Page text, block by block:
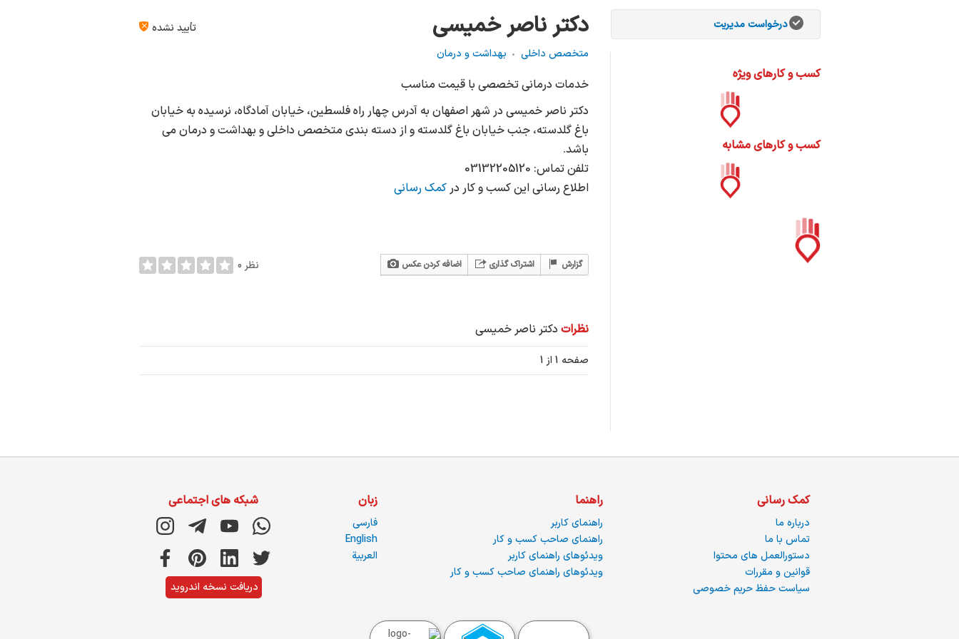
دکتر ناصر خمیسی
تأیید نشده
متخصص داخلی
بهداشت و درمان
خدمات درمانی تخصصی با قیمت مناسب
دکتر ناصر خمیسی در شهر اصفهان به آدرس چهار راه فلسطین، خیابان آمادگاه، نرسیده به خیابان
باغ گلدسته، جنب خیابان باغ گلدسته و از دسته بندی متخصص داخلی و بهداشت و درمان می
باشد.
تلفن تماس: 03132205120
اطلاع رسانی این کسب و کار درکمک رسانی
اضافه کردن عکس اشتراک گذاری گزارش 0 نظر
نظرات دکتر ناصر خمیسی
صفحه 1 از 1
درخواست مدیریت
کسب و کارهای ویژه
کسب و کارهای مشابه
کمک رسانی
درباره ما
تماس با ما
دستورالعمل های محتوا
قوانین و مقررات
سیاست حفظ حریم خصوصی
راهنما
راهنمای کاربر
راهنمای صاحب کسب و کار
ویدئوهای راهنمای کاربر
ویدئوهای راهنمای صاحب کسب و کار
زبان
فارسی
English
العربية
شبکه های اجتماعی
دریافت نسخه اندروید